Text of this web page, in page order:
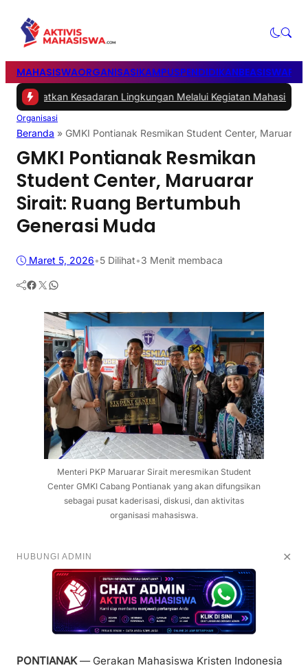
MAHASISWAORGANISASIKAMPUSPENDIDIKANBEASISWA
Kesadaran Lingkungan Melalui Kegiatan Mahasiswa KKN
Organisasi
Beranda » GMKI Pontianak Resmikan Student Center, Maruarar
GMKI Pontianak Resmikan
Student Center, Maruarar
Sirait: Ruang Bertumbuh
Generasi Muda
Maret 5, 2026•5 Dilihat•3 Menit membaca
Facebook Twitter WhatsApp
Menteri PKP Maruarar Sirait meresmikan Student
Center GMKI Cabang Pontianak yang akan difungsikan
sebagai pusat kaderisasi, diskusi, dan aktivitas
organisasi mahasiswa.
HUBUNGI ADMIN ✕
PONTIANAK— Gerakan Mahasiswa Kristen Indonesia